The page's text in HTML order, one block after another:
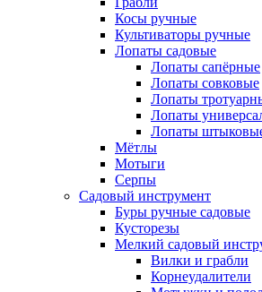
Косы ручные
Культиваторы ручные
Лопаты садовые
Лопаты сапёрные
Лопаты совковые
Лопаты
Лопаты
Лопаты
Мётлы
Мотыги
Серпы
Садовый инструмент
Буры ручные садовые
Кусторезы
Мелкий садовый
Вилки и грабли
Корнеудалители